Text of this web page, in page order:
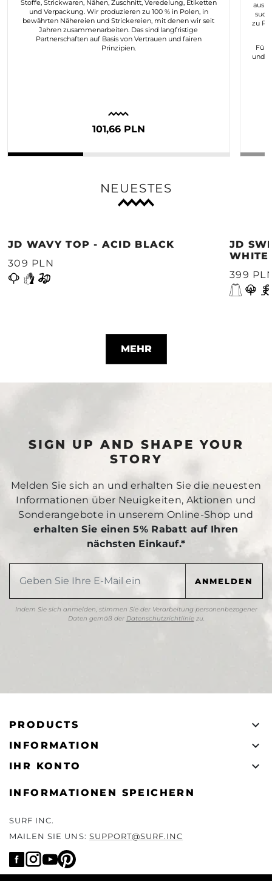
Stoffe, Strickwaren, Nähen, Zuschnitt, Veredelung, Etiketten
und Verpackung. Wir produzieren zu 100 % in Polen, in
bewährten Nähereien und Strickereien, mit denen wir seit
Jahren zusammenarbeiten. Das sind langfristige
Partnerschaften auf Basis von Vertrauen und fairen
Prinzipien.
101,66 PLN
aus
zu
Für
und
NEUESTES
JD WAVY TOP - ACID BLACK
309 PLN
JD
WHITE
399
MEHR
SIGN UP AND SHAPE YOUR
STORY
Melden Sie sich an und erhalten Sie die neuesten
Informationen über Neuigkeiten, Aktionen und
Sonderangebote in unserem Online-Shop und
erhalten Sie einen 5% Rabatt auf Ihren
nächsten Einkauf.*
Indem Sie sich anmelden, stimmen Sie der Verarbeitung personenbezogener
Daten gemäß der Datenschutzrichtliniezu.
PRODUCTS 
INFORMATION 
IHR KONTO 
INFORMATIONEN SPEICHERN
SURF INC.
MAILEN SIE UNS: SUPPORT@SURF.INC